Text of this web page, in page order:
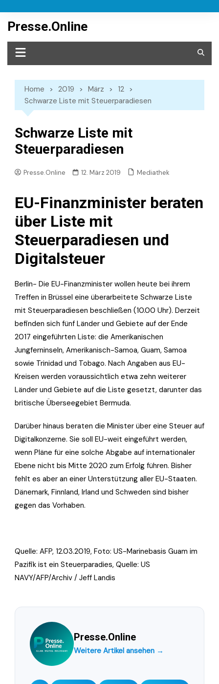
content
Presse.Online
Home 2019 März
12
Schwarze Liste mit Steuerparadiesen
Schwarze Liste mit
Steuerparadiesen
Presse.Online 12. März 2019 Mediathek
EU-Finanzminister beraten
über Liste mit
Steuerparadiesen und
Digitalsteuer
Berlin- Die EU-Finanzminister wollen heute bei ihrem
Treffen in Brüssel eine überarbeitete Schwarze Liste
mit Steuerparadiesen beschließen (10.00 Uhr). Derzeit
befinden sich fünf Länder und Gebiete auf der Ende
2017 eingeführten Liste: die Amerikanischen
Jungferninseln, Amerikanisch-Samoa, Guam, Samoa
sowie Trinidad und Tobago. Nach Angaben aus EU-
Kreisen werden voraussichtlich etwa zehn weiterer
Länder und Gebiete auf die Liste gesetzt, darunter das
britische Überseegebiet Bermuda.
Darüber hinaus beraten die Minister über eine Steuer auf
Digitalkonzerne. Sie soll EU-weit eingeführt werden,
wenn Pläne für eine solche Abgabe auf internationaler
Ebene nicht bis Mitte 2020 zum Erfolg führen. Bisher
fehlt es aber an einer Unterstützung aller EU-Staaten.
Dänemark, Finnland, Irland und Schweden sind bisher
gegen das Vorhaben.
Quelle: AFP, 12.03.2019, Foto: US-Marinebasis Guam im
Pazifik ist ein Steuerparadies, Quelle: US
NAVY/AFP/Archiv / Jeff Landis
Presse.Online
Weitere Artikel ansehen →